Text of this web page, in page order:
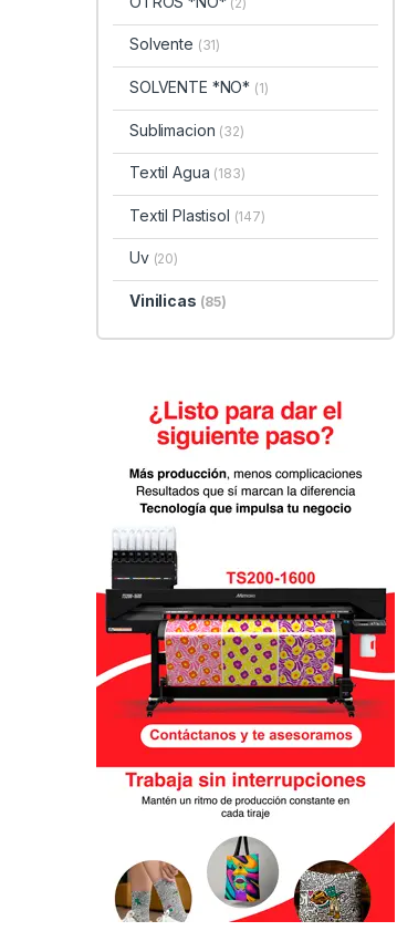
Solvente (31)
SOLVENTE *NO* (1)
Sublimacion (32)
Textil Agua (183)
Textil Plastisol (147)
Uv (20)
Vinilicas (85)